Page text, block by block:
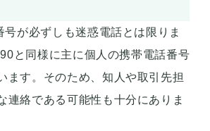
が必ずしも迷惑電話とは限りま
と同様に主に個人の携帯電話番号
ます。そのため、知人や取引先担
連絡である可能性も十分にありま